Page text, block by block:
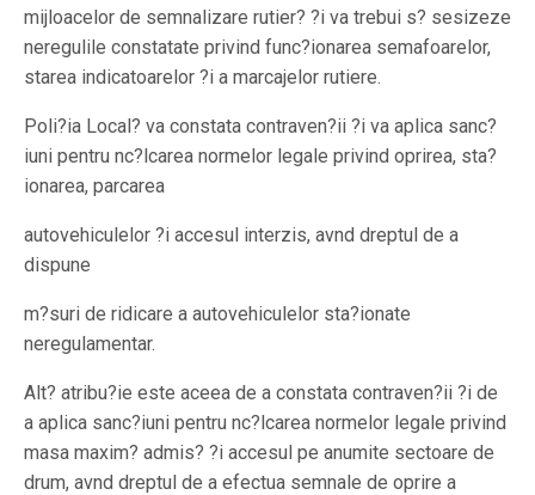
mijloacelor de semnalizare rutier? ?i va trebui s? sesizeze
neregulile constatate privind func?ionarea semafoarelor,
starea indicatoarelor ?i a marcajelor rutiere.
Poli?ia Local? va constata contraven?ii ?i va aplica sanc?
iuni pentru nc?lcarea normelor legale privind oprirea, sta?
ionarea, parcarea
autovehiculelor ?i accesul interzis, avnd dreptul de a
dispune
m?suri de ridicare a autovehiculelor sta?ionate
neregulamentar.
Alt? atribu?ie este aceea de a constata contraven?ii ?i de
a aplica sanc?iuni pentru nc?lcarea normelor legale privind
masa maxim? admis? ?i accesul pe anumite sectoare de
drum, avnd dreptul de a efectua semnale de oprire a